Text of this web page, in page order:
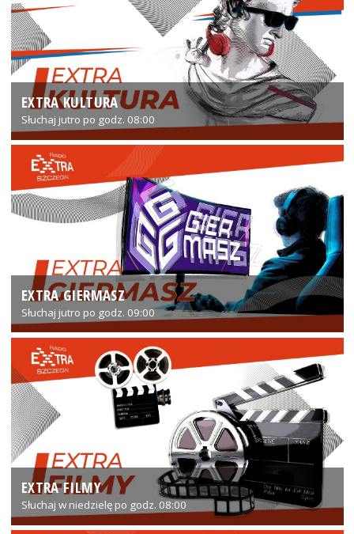
EXTRA KULTURA
Słuchaj jutro po godz. 08:00
EXTRA GIERMASZ
Słuchaj jutro po godz. 09:00
EXTRA FILMY
Słuchaj w niedzielę po godz. 08:00